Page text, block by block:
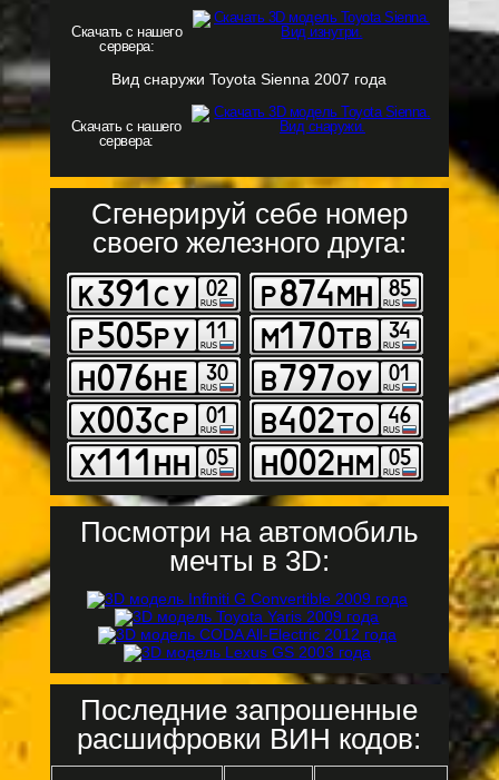
Скачать с нашего
сервера:
Вид снаружи Toyota Sienna 2007 года
Скачать с нашего
сервера:
Сгенерируй себе номер
своего железного друга:
Посмотри на автомобиль
мечты в 3D:
Последние запрошенные
расшифровки ВИН кодов: